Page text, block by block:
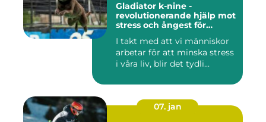
Gladiator k-nine -
revolutionerande hjälp mot
stress och ångest för
I takt med att vi människor
arbetar för att minska stress
i våra liv, blir det tydli...
07. jan